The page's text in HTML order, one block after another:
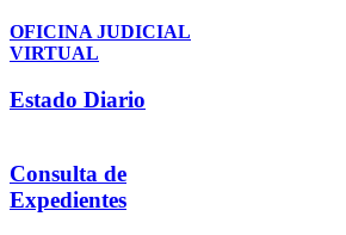
OFICINA JUDICIAL
VIRTUAL
Estado Diario
Consulta de
Expedientes